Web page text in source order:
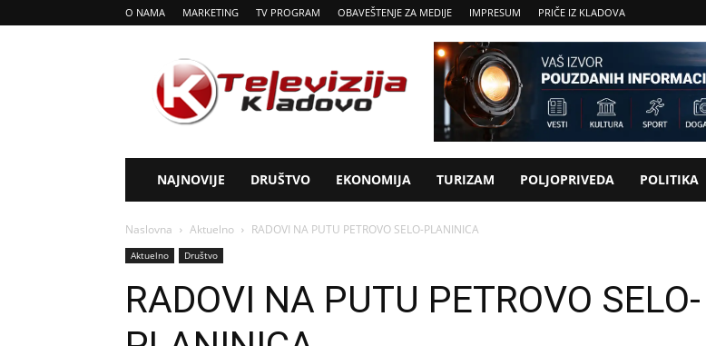
O NAMA MARKETING TV PROGRAM OBAVEŠTENJE ZA MEDIJE IMPRESUM PRIČE IZ KLADOVA
Tv
Kladovo
NAJNOVIJE DRUŠTVO EKONOMIJA TURIZAM POLJOPRIVEDA POLITIKA
Naslovna Aktuelno RADOVI NA PUTU PETROVO SELO-PLANINICA
Aktuelno Društvo
RADOVI NA PUTU PETROVO SELO-